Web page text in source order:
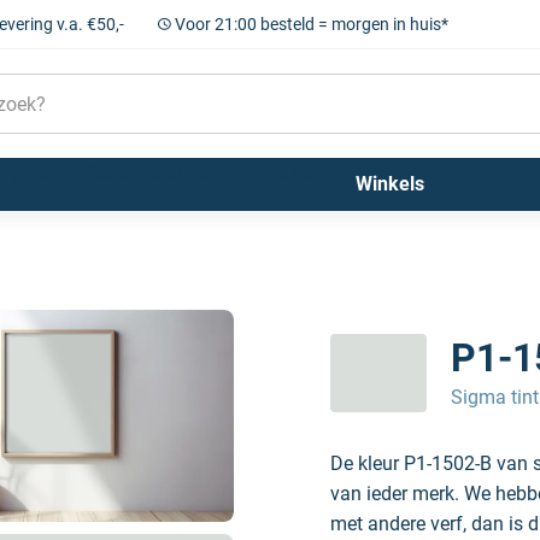
v.a. €50,- Voor 21:00 besteld = morgen in huis*
Winkels
P1-
Sigma
De kleur P1-1502-B
van ieder merk. We
met andere verf, dan is